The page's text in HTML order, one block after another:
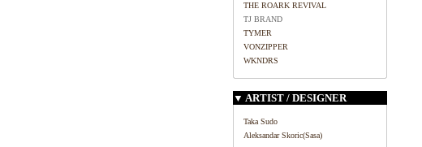
THE ROARK REVIVAL
TJ BRAND
TYMER
VONZIPPER
WKNDRS
▼ ARTIST / DESIGNER
Taka Sudo
Aleksandar Skoric(Sasa)